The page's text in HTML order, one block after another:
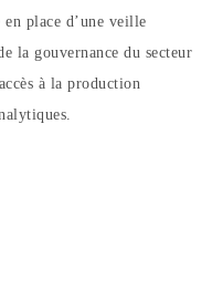
place d’une veille
la gouvernance du secteur
à la production